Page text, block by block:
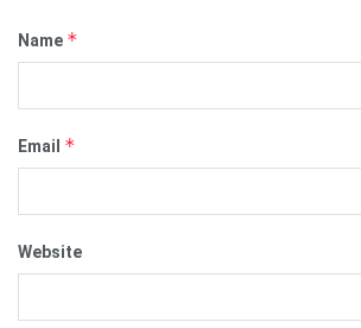
Name *
Email *
Website